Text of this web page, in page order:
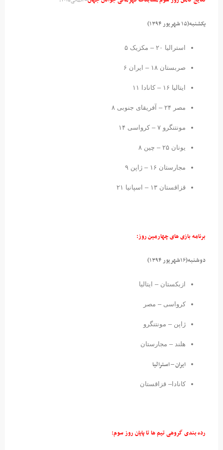
یکشنبه(۱۵ شهریور ۱۳۹۴)
استرالیا ۲۰ – مکزیک ۵
صربستان ۱۸ – ایران ۶
ایتالیا ۱۶ – کانادا ۱۱
مصر ۲۴ – آفریقای جنوبی ۸
مونتنگرو ۷ – کرواسی ۱۴
یونان ۲۵ – چین ۸
مجارستان ۱۶ – ژاپن ۹
قزاقستان ۱۳ – اسپانیا ۲۱
برنامه بازی هایچهارمین روز:
دوشنبه(۱۶شهریور ۱۳۹۴)
ازبکستان – ایتالیا
کرواسی – مصر
ژاپن – مونتنگرو
هلند – مجارستان
ایران – استرالیا
کانادا– قزاقستان
رده بندی گروهی تیم ها تا پایان روز سوم: